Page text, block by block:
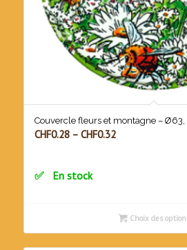
Couvercle fleurs et montagne –
CHF0.28– CHF0.32
En stock
Choix des